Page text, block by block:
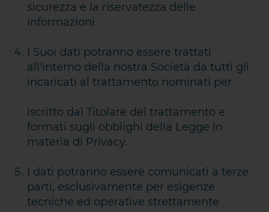
sicurezza e la riservatezza delle
informazioni.
I Suoi dati potranno essere trattati
all'interno della nostra Società da tutti gli
incaricati al trattamento nominati per
iscritto dal Titolare del trattamento e
formati sugli obblighi della Legge in
materia di Privacy.
I dati potranno essere comunicati a terze
parti, esclusivamente per esigenze
tecniche ed operative strettamente
CONTATTATECI